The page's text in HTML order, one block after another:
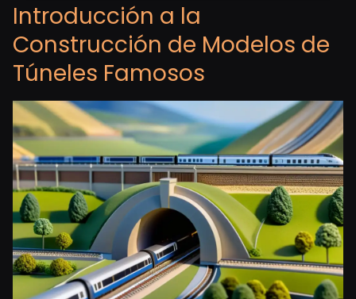
Introducción a la
Construcción de Modelos de
Túneles Famosos